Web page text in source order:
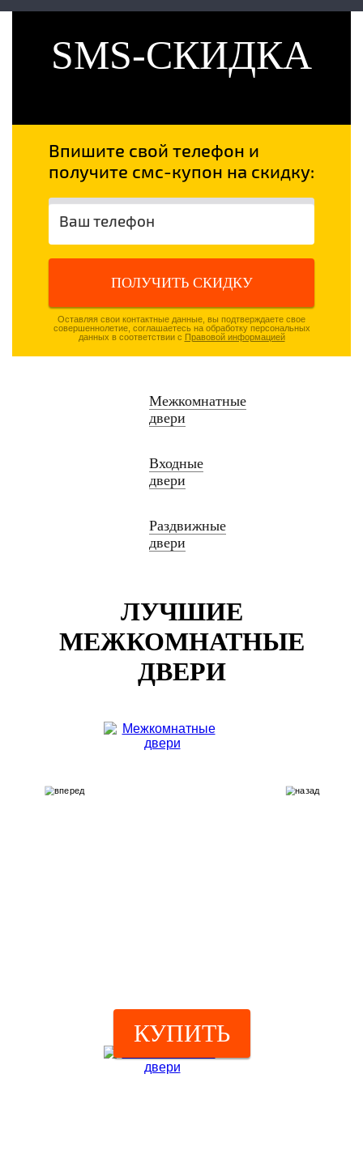
SMS-СКИДКА
Впишите свой телефон и
получите смс-купон на скидку:
ПОЛУЧИТЬ СКИДКУ
Оставляя свои контактные данные, вы подтверждаете свое
совершеннолетие, соглашаетесь на обработку персональных
данных в соответствии с Правовой информацией
Межкомнатные
двери
Входные
двери
Раздвижные
двери
ЛУЧШИЕ
МЕЖКОМНАТНЫЕ
ДВЕРИ
КУПИТЬ